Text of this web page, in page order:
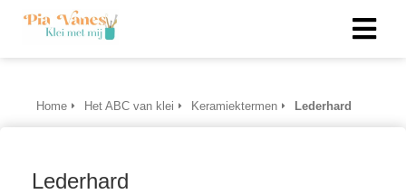
Home Het ABC van klei Keramiektermen Lederhard
Lederhard